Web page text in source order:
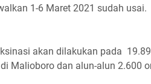
1-6 Maret 2021 sudah usai.
akan dilakukan pada
Malioboro dan alun-alun 2.600